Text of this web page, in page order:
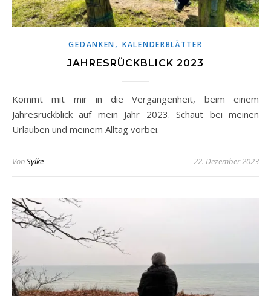
GEDANKEN,KALENDERBLÄTTER
JAHRESRÜCKBLICK 2023
Kommt mit mir in die Vergangenheit, beim einem
Jahresrückblick auf mein Jahr 2023. Schaut bei meinen
Urlauben und meinem Alltag vorbei.
VonSylke 22. Dezember 2023